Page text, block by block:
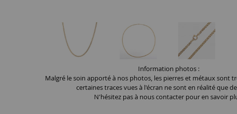
Information photos :
Malgré le soin apporté à nos photos, les pierres et métaux sont
certaines traces vues à l'écran ne sont en réalité que
N'hésitez pas à nous contacter pour en savoir